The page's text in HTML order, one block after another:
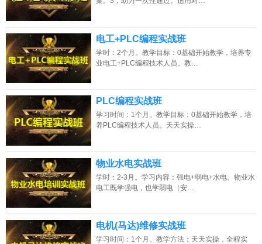
电工+PLC编程实战班
学时：2个月。教学目标：0基础开始教学，培养专
业电工+PLC编程技术人员。教…
PLC编程实战班
学习时间：1个月。教学目标：0基础开始教学，培
养PLC编程技术人员。天天实操…
物业水电实战班
学时：2-3月。学习内容：强电+弱电+水电。物业水
电工既学强电，也学弱电（安…
电机(马达)维修实战班
学习时间：1个月。教学方法：天天实操，全程实